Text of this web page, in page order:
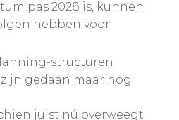
pas 2028 is, kunnen
hebben voor:
structuren
gedaan maar nog
juist nú overweegt